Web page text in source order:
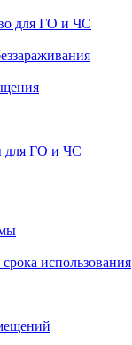
для ГО и ЧС
для ГО и ЧС
использования